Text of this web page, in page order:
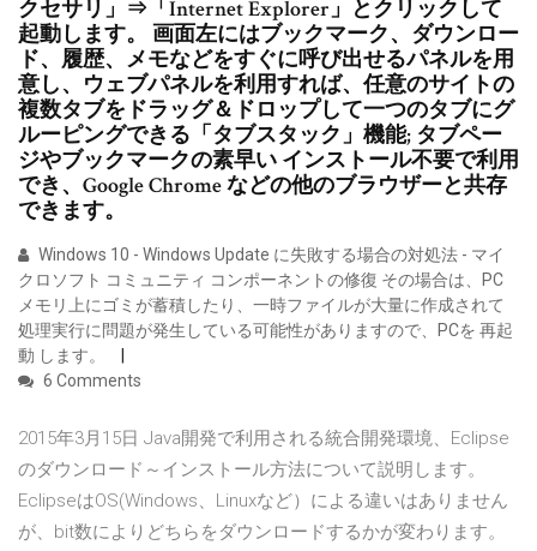
クセサリ」⇒「Internet Explorer」とクリックして
起動します。 画面左にはブックマーク、ダウンロー
ド、履歴、メモなどをすぐに呼び出せるパネルを用
意し、ウェブパネルを利用すれば、任意のサイトの
複数タブをドラッグ＆ドロップして一つのタブにグ
ルーピングできる「タブスタック」機能; タブペー
ジやブックマークの素早い インストール不要で利用
でき、Google Chrome などの他のブラウザーと共存
できます。
Windows 10 - Windows Update に失敗する場合の対処法 - マイ
クロソフト コミュニティ コンポーネントの修復 その場合は、PC
メモリ上にゴミが蓄積したり、一時ファイルが大量に作成されて
処理実行に問題が発生している可能性がありますので、PCを 再起
動 します。
6 Comments
2015年3月15日 Java開発で利用される統合開発環境、Eclipse
のダウンロード～インストール方法について説明します。
EclipseはOS(Windows、Linuxなど）による違いはありません
が、bit数によりどちらをダウンロードするかが変わります。